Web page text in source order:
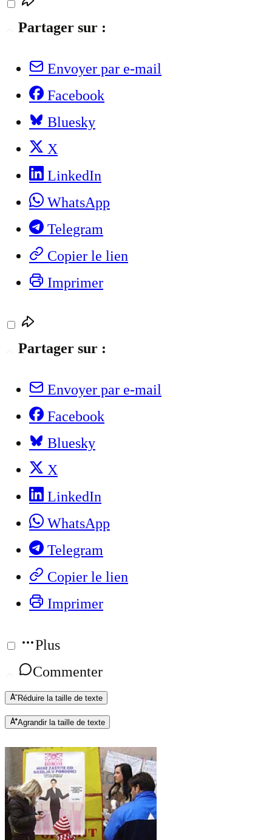
Partager sur :
Envoyer par e-mail
Facebook
Bluesky
X
LinkedIn
WhatsApp
Telegram
Copier le lien
Imprimer
Partager sur :
Envoyer par e-mail
Facebook
Bluesky
X
LinkedIn
WhatsApp
Telegram
Copier le lien
Imprimer
Plus
Commenter
Réduire la taille de texte
Agrandir la taille de texte